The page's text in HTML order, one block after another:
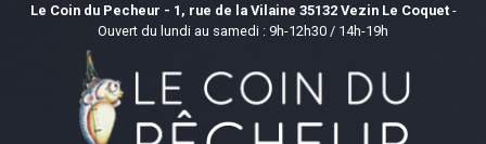
Le Coin du Pecheur - 1, rue de la Vilaine 35132 Vezin Le Coquet-
Ouvert du lundi au samedi : 9h-12h30 / 14h-19h